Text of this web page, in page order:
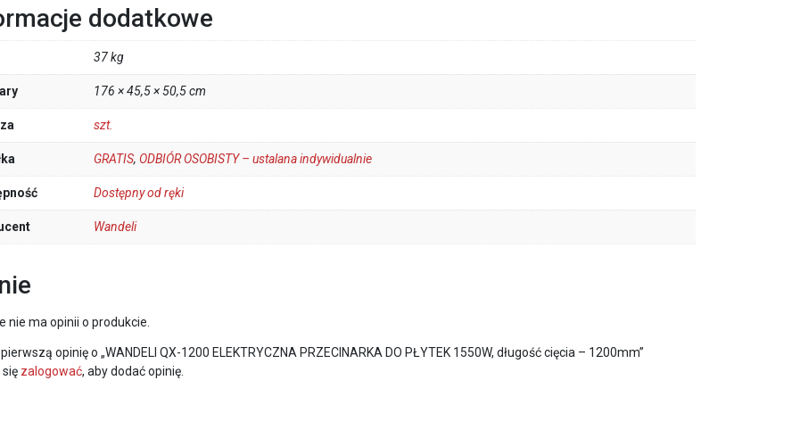
dodatkowe
37 kg
176 × 45,5 × 50,5 cm
szt.
GRATIS, ODBIÓR OSOBISTY – ustalana indywidualnie
Dostępny od ręki
Wandeli
nie ma opinii o produkcie.
opinię o „WANDELI QX-1200 ELEKTRYCZNA PRZECINARKA DO PŁYTEK 1550W, długość cięcia – 1200mm”
się zalogować, aby dodać opinię.